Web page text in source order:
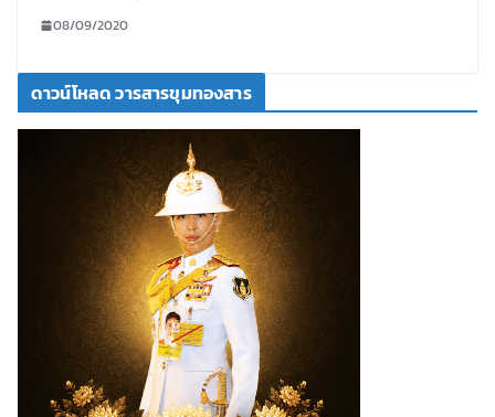
08/09/2020
ดาวน์โหลด วารสารขุมทองสาร